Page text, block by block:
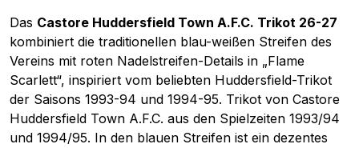
Das Castore Huddersfield Town A.F.C. Trikot 26-27
kombiniert die traditionellen blau-weißen Streifen des
Vereins mit roten Nadelstreifen-Details in „Flame
Scarlett“, inspiriert vom beliebten Huddersfield-Trikot
der Saisons 1993-94 und 1994-95. Trikot von Castore
Huddersfield Town A.F.C. aus den Spielzeiten 1993/94
und 1994/95. In den blauen Streifen ist ein dezentes